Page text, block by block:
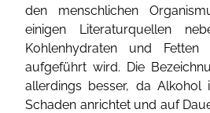
den menschlichen
einigen Literaturquellen
Kohlenhydraten und Fetten
aufgeführt wird. Die
allerdings besser, da Alkohol
Schaden anrichtet und auf